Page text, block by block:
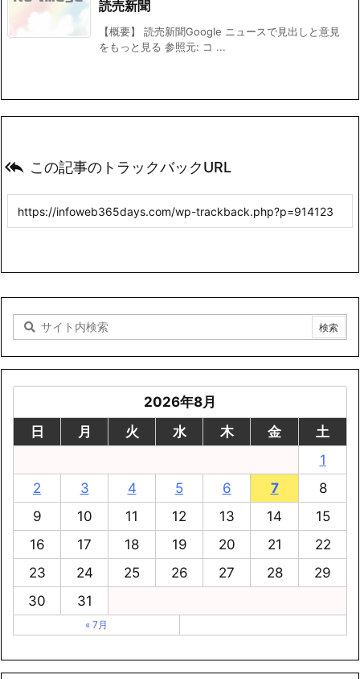
読売新聞
【概要】 読売新聞Google ニュースで見出しと意見
をもっと見る 参照元: コ ...
 この記事のトラックバックURL
2026年8月
日
月 火 水 木 金
土
1
2
3 4 5 6 7
8
9
10 11 12 13 14
15
16
17 18 19 20 21
22
23
24 25 26 27 28
29
30
31
« 7月